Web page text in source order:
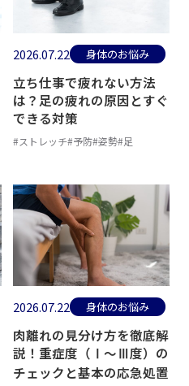
2026.07.22 身体のお悩み
立ち仕事で疲れない方法
は？足の疲れの原因とすぐ
できる対策
#ストレッチ#予防#姿勢#足
2026.07.22 身体のお悩み
肉離れの見分け方を徹底解
説！重症度（Ⅰ〜Ⅲ度）の
チェックと基本の応急処置